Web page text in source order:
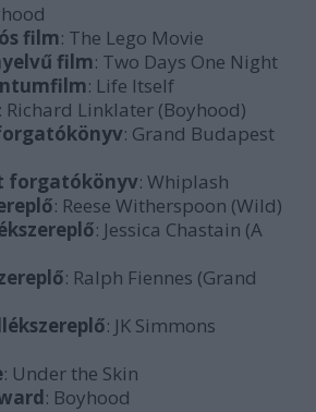
film: The Lego Movie
film: Two Days One Night
: Life Itself
: Richard Linklater (Boyhood)
: Grand Budapest
forgatókönyv: Whiplash
: Reese Witherspoon (Wild)
: Jessica Chastain (A
: Ralph Fiennes (Grand
: JK Simmons
: Under the Skin
: Boyhood